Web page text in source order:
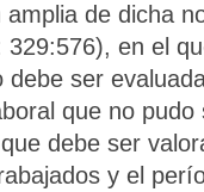
de dicha
en el
ser
que no
debe ser
y el